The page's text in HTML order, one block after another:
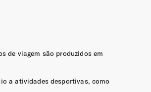
50-80L
de viagem são produzidos em
a atividades desportivas, como